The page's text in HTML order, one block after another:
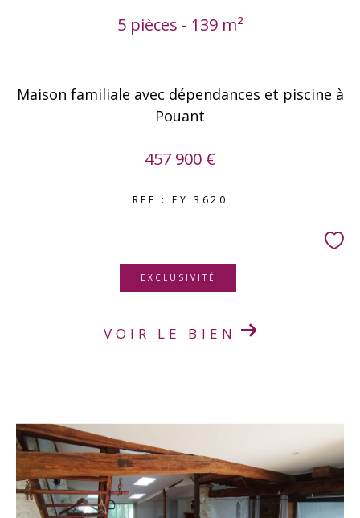
5 pièces - 139 m²
Maison familiale avec dépendances et piscine à
Pouant
457 900 €
REF : FY 3620
EXCLUSIVITÉ
VOIR LE BIEN